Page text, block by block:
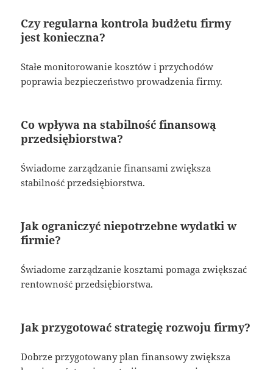
Czy regularna kontrola budżetu firmy
jest konieczna?
Stałe monitorowanie kosztów i przychodów
poprawia bezpieczeństwo prowadzenia firmy.
Co wpływa na stabilność finansową
przedsiębiorstwa?
Świadome zarządzanie finansami zwiększa
stabilność przedsiębiorstwa.
Jak ograniczyć niepotrzebne wydatki w
firmie?
Świadome zarządzanie kosztami pomaga zwiększać
rentowność przedsiębiorstwa.
Jak przygotować strategię rozwoju firmy?
Dobrze przygotowany plan finansowy zwiększa